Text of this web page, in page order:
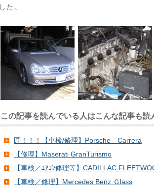
した。
この記事を読んでいる人はこんな記事も読
匠！！！【車検/修理】Porsche Carrera
【修理】Maserati GranTurismo
【車検／ｴｱｺﾝ修理等】CADILLAC
【車検／修理】Mercedes Benz Ｇlass